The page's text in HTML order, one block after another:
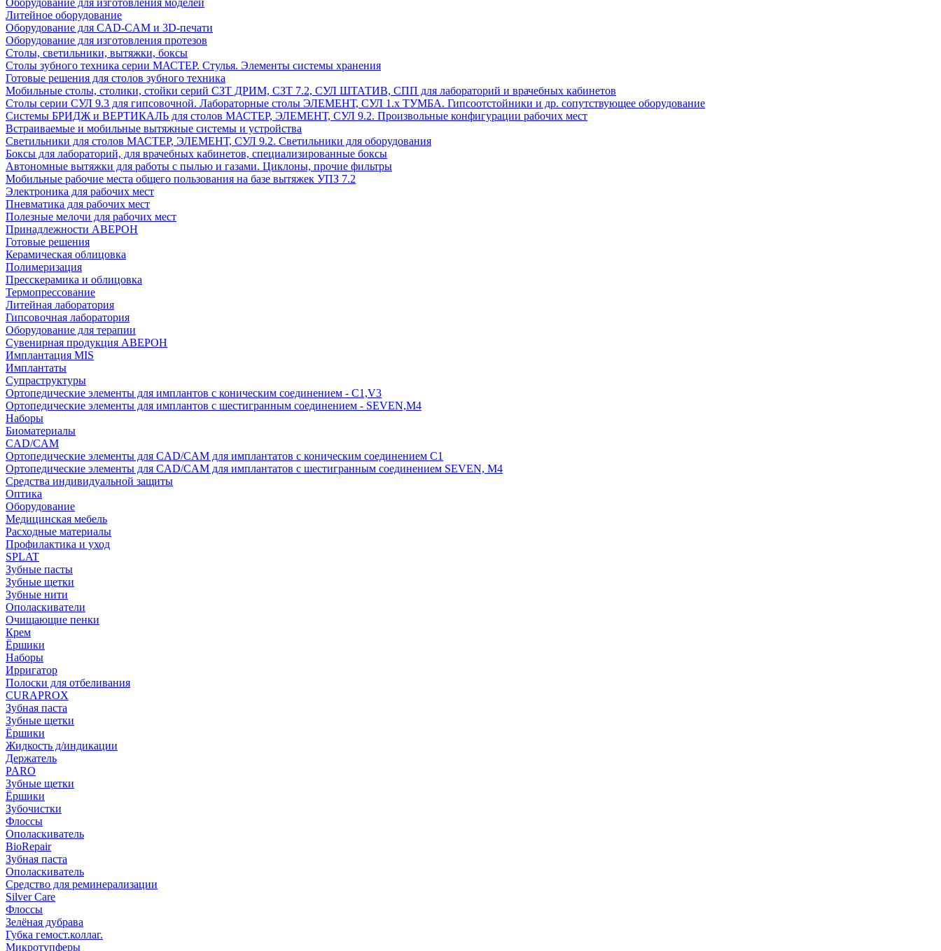
Оборудование для изготовления моделей
Литейное оборудование
Оборудование для CAD-CAM и 3D-печати
Оборудование для изготовления протезов
Cтолы, светильники, вытяжки, боксы
Столы зубного техника серии МАСТЕР. Стулья. Элементы системы хранения
Готовые решения для столов зубного техника
Мобильные столы, столики, стойки серий СЗТ ДРИМ, СЗТ 7.2, СУЛ ШТАТИВ, СПП для лабораторий и врачебных кабинетов
Столы серии СУЛ 9.3 для гипсовочной. Лабораторные столы ЭЛЕМЕНТ, СУЛ 1.х ТУМБА. Гипсоотстойники и др. сопутствующее оборудование
Системы БРИДЖ и ВЕРТИКАЛЬ для столов МАСТЕР, ЭЛЕМЕНТ, СУЛ 9.2. Произвольные конфигурации рабочих мест
Встраиваемые и мобильные вытяжные системы и устройства
Светильники для столов МАСТЕР, ЭЛЕМЕНТ, СУЛ 9.2. Светильники для оборудования
Боксы для лабораторий, для врачебных кабинетов, специализированные боксы
Автономные вытяжки для работы с пылью и газами. Циклоны, прочие фильтры
Мобильные рабочие места общего пользования на базе вытяжек УПЗ 7.2
Электроника для рабочих мест
Пневматика для рабочих мест
Полезные мелочи для рабочих мест
Принадлежности АВЕРОН
Готовые решения
Керамическая облицовка
Полимеризация
Пресскерамика и облицовка
Термопрессование
Литейная лаборатория
Гипсовочная лаборатория
Оборудование для терапии
Сувенирная продукция АВЕРОН
Имплантация MIS
Имплантаты
Супраструктуры
Ортопедические элементы для имплантов с коническим соединением - C1,V3
Ортопедические элементы для имплантов с шестигранным соединением - SEVEN,M4
Наборы
Биоматериалы
CAD/CAM
Ортопедические элементы для CAD/CAM для имплантатов с коническим соединением С1
Ортопедические элементы для CAD/CAM для имплантатов с шестигранным соединением SEVEN, М4
Средства индивидуальной защиты
Оптика
Оборудование
Медицинская мебель
Расходные материалы
Профилактика и уход
SPLAT
Зубные пасты
Зубные щетки
Зубные нити
Ополаскиватели
Очищающие пенки
Крем
Ёршики
Наборы
Ирригатор
Полоски для отбеливания
CURAPROX
Зубная паста
Зубные щетки
Ёршики
Жидкость д/индикации
Держатель
PARO
Зубные щетки
Ёршики
Зубочистки
Флоссы
Ополаскиватель
BioRepair
Зубная паста
Ополаскиватель
Средство для реминерализации
Silver Care
Флоссы
Зелёная дубрава
Губка гемост.коллаг.
Микротупферы